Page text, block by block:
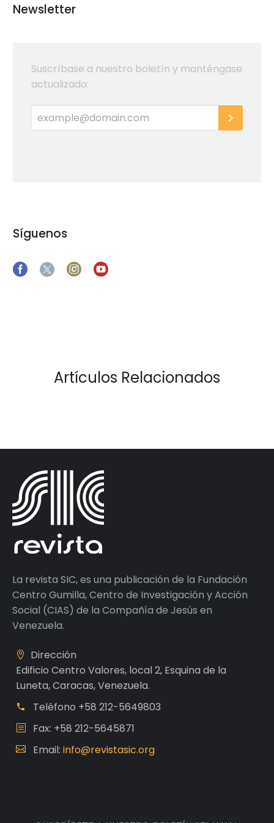
Newsletter
Suscríbase a nuestro boletín y manténgase
actualizado:
Síguenos
Artículos Relacionados
La revista SIC, es una publicación de la Fundación
Centro Gumilla, Centro de Investigación y Acción
Social (CIAS) de la Compañía de Jesús en
Venezuela.
Dirección
Edificio Centro Valores, local 2, Esquina de la
Luneta, Caracas, Venezuela.
Teléfono +58 212-5649803
Fax: +58 212-5645871
Email: info@revistasic.org